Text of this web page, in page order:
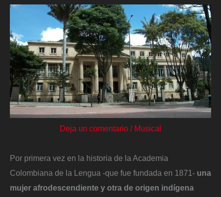
Deja un comentario / Musical
Por primera vez en la historia de la Academia
Colombiana de la Lengua -que fue fundada en 1871- una
mujer afrodescendiente y otra de origen indígena